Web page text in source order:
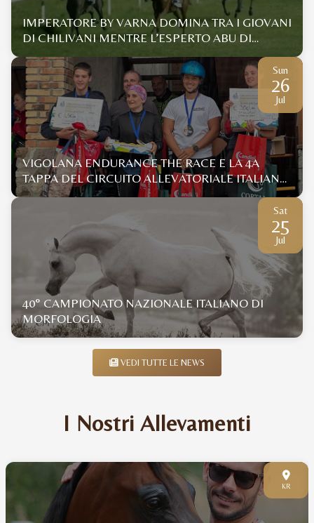
IMPERATORE BY VARNA DOMINA TRA I GIOVANI
DI CHILIVANI MENTRE L’ESPERTO ABU DI
GALLURA SI IMPONE CON UN DISTACCO... DA
COCCOLE
Sun
26
Jul
VIGOLANA ENDURANCE THE RACE E LA 4A
TAPPA DEL CIRCUITO ALLEVATORIALE ITALIANO
ENDURANCE 2026 ANICA
Sat
25
Jul
40° CAMPIONATO NAZIONALE ITALIANO DI
MORFOLOGIA
VEDI TUTTE LE NEWS
I Nostri Allevamenti
KR